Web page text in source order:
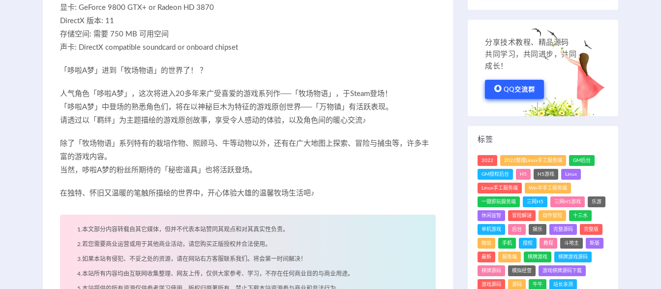
显卡: GeForce 9800 GTX+ or Radeon HD 3870
DirectX 版本: 11
存储空间: 需要 750 MB 可用空间
声卡: DirectX compatible soundcard or onboard chipset
「哆啦A梦」进到「牧场物语」的世界了！ ？
人气角色「哆啦A梦」，这次将进入20多年来广受喜爱的游戏系列作──「牧场物语」，于Steam登场！
「哆啦A梦」中登场的熟悉角色们，将在以神秘巨木为特征的游戏原创世界──「万物镇」有活跃表现。
请透过以「羁绊」为主题描绘的游戏原创故事，享受令人感动的体验，以及角色间的暖心交流♪
除了「牧场物语」系列特有的栽培作物、照顾马、牛等动物以外，还有在广大地图上探索、冒险与捕虫等，许多丰
富的游戏内容。
当然，哆啦A梦的粉丝所期待的「秘密道具」也将活跃登场。
在独特、怀旧又温暖的笔触所描绘的世界中，开心体验大雄的温馨牧场生活吧♪
1.本文部分内容转载自其它媒体，但并不代表本站赞同其观点和对其真实性负责。
2.若您需要商业运营或用于其他商业活动，请您购买正版授权并合法使用。
3.如果本站有侵犯、不妥之处的资源，请在网站右方客服联系我们。将会第一时间解决！
4.本站所有内容均由互联网收集整理、网友上传，仅供大家参考、学习，不存在任何商业目的与商业用途。
分享技术教程、精品源码
共同学习，共同进步，共同
成长！
QQ交流群
标签
2022 2022整理Linux手工服务端 GM后台
GM授权后台 H5 H5游戏 Linux
Linux手工服务端 Win半手工服务端
一键即玩服务端 三网H5 三网H5游戏 乐游
休闲益智 冒险解谜 动作冒险 十三水
单机游戏 后台 娱乐 完整源码 完整版
微信 手机 授权 教程 斗地主 新版
最新 服务端 棋牌游戏 棋牌游戏源码
棋牌源码 模拟经营 游戏棋牌源码下载
游戏源码 源码 牛牛 站长亲测